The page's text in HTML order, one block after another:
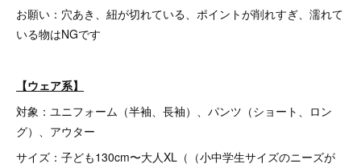
お願い：穴あき、紐が切れている、ポイントが削れすぎ、濡れて
いる物はNGです
【ウェア系】
対象：ユニフォーム（半袖、長袖）、パンツ（ショート、ロン
グ）、アウター
サイズ：子ども130cm〜大人XL（（小中学生サイズのニーズが